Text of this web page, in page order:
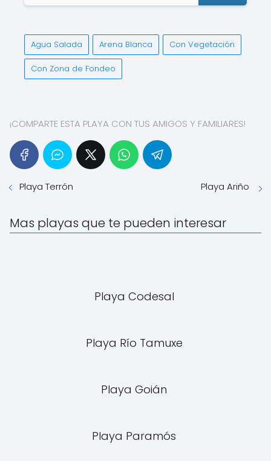
Agua Salada Arena Blanca Con Vegetación
Con Zona de Fondeo
¡COMPARTE ESTA PLAYA CON TUS AMIGOS Y FAMILIARES!
Playa Terrón Playa Ariño
Mas playas que te pueden interesar
Playa Codesal
Playa Río Tamuxe
Playa Goián
Playa Paramós